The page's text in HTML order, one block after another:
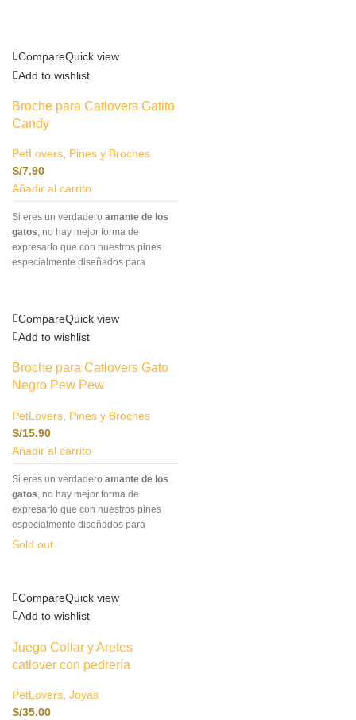
CompareQuick view
Add to wishlist
Broche para Catlovers Gatito
Candy
PetLovers, Pines y Broches
S/7.90
Añadir al carrito
Si eres un verdadero amante de los
gatos, no hay mejor forma de
expresarlo que con nuestros pines
especialmente diseñados para
encantadora de llevar siempre
contigo un símbolo de tu amor por los
CompareQuick view
Add to wishlist
Broche para Catlovers Gato
Negro Pew Pew
PetLovers Pines y Broches
S/15.90
Añadir al carrito
Si eres un verdadero amante de los
gatos , no hay mejor forma de
expresarlo que con nuestros pines
especialmente diseñados para
catlovers
contigo un símbolo de tu amor por los
felinos.- Pin de acrílico y metal.
Sold out
CompareQuick view
Add to wishlist
Juego Collar y Aretes
catlover con pedrería
PetLovers Joyas
S/35.00